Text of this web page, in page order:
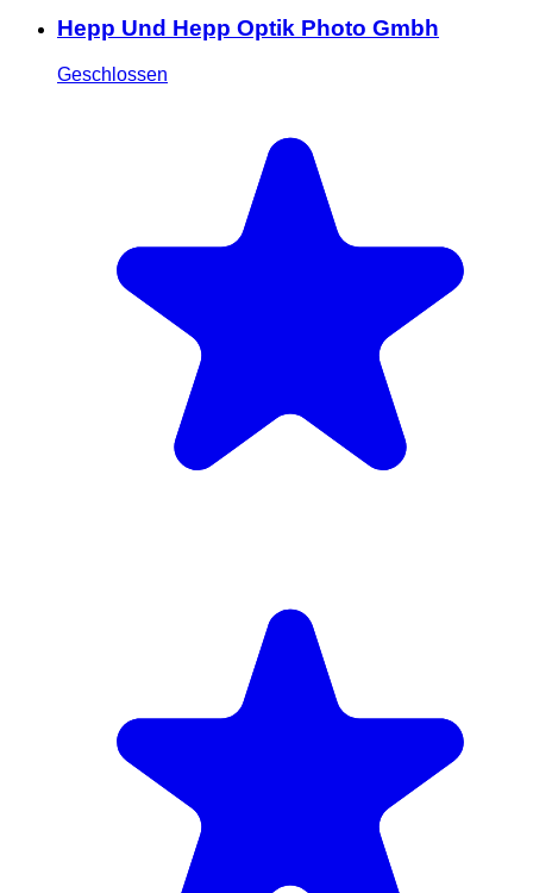
Hepp Und Hepp Optik Photo Gmbh
Geschlossen